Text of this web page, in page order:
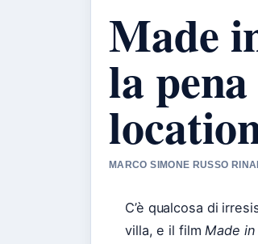
Made
la
MARCO SIMONE RUSSO
C’è qualcosa di
villa, e il filmMade